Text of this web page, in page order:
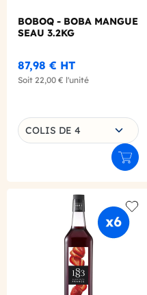
BOBOQ - BOBA MANGUE
SEAU 3.2KG
87,98 € HT
Soit 22,00 € l'unité
Choisissez une
COLIS DE 4